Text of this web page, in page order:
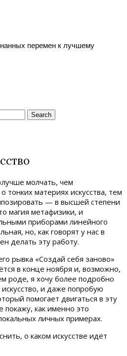
перемен к лучшему
молчать, чем
тонких материях искусства, тем
— в высшей степени
магия метафизики, и
приборами линейного
но, как говорят у нас в
делать эту работу.
рывка «Создай себя заново»
в конце ноября и, возможно,
роде, я хочу более подробно
и даже попробую
помогает двигаться в эту
покажу, как именно это
личных примерах.
о каком искусстве идёт